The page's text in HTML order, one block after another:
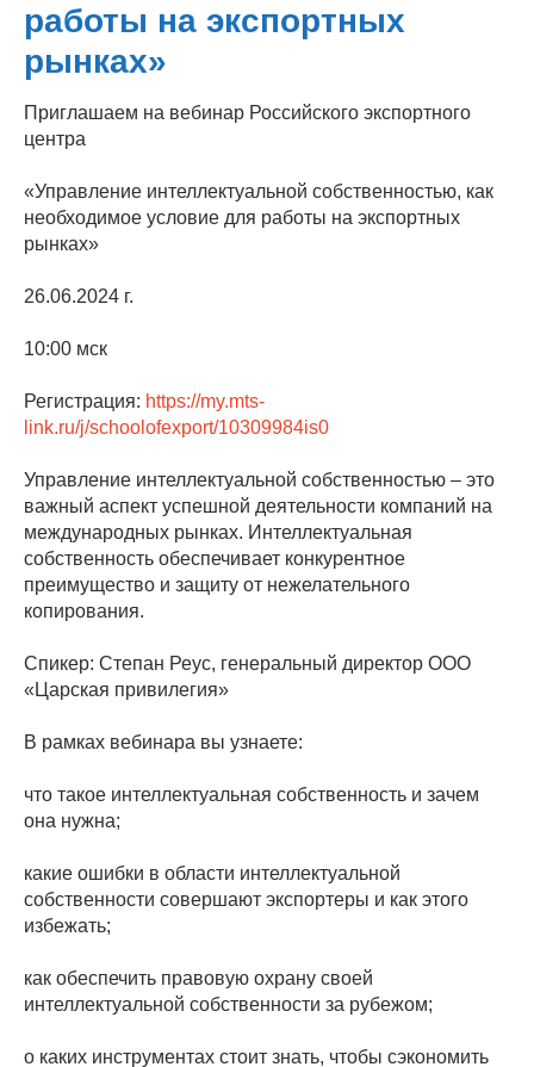
работы на экспортных
рынках»
Приглашаем на вебинар Российского экспортного
центра
«Управление интеллектуальной собственностью, как
необходимое условие для работы на экспортных
рынках»
26.06.2024 г.
10:00 мск
Регистрация: https://my.mts-
link.ru/j/schoolofexport/10309984is0
Управление интеллектуальной собственностью – это
важный аспект успешной деятельности компаний на
международных рынках. Интеллектуальная
собственность обеспечивает конкурентное
преимущество и защиту от нежелательного
копирования.
Спикер: Степан Реус, генеральный директор ООО
«Царская привилегия»
В рамках вебинара вы узнаете:
что такое интеллектуальная собственность и зачем
она нужна;
какие ошибки в области интеллектуальной
собственности совершают экспортеры и как этого
избежать;
как обеспечить правовую охрану своей
интеллектуальной собственности за рубежом;
о каких инструментах стоит знать, чтобы сэкономить